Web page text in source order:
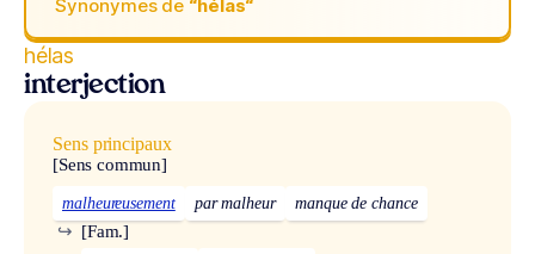
Synonymes de “hélas“
hélas
interjection
Sens principaux
[Sens commun]
malheureusement par malheur manque de chance
[Fam.]
↪